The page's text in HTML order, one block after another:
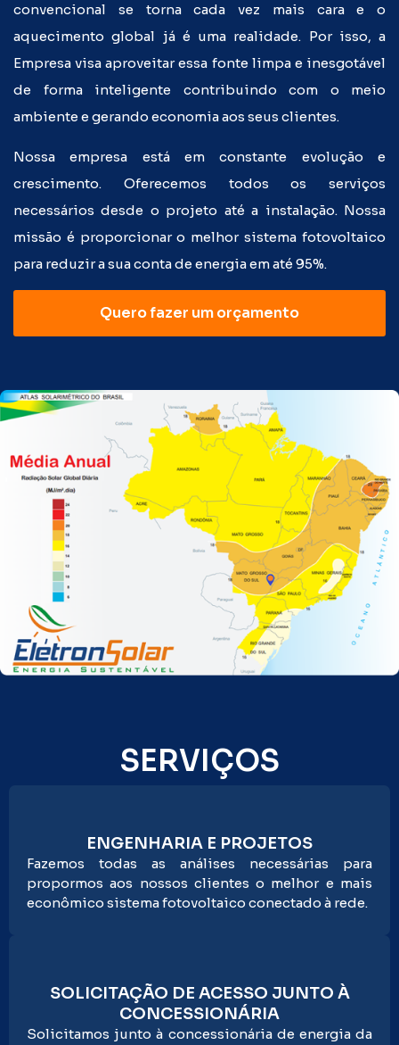
convencional se torna cada vez mais cara e o
aquecimento global já é uma realidade. Por isso, a
Empresa visa aproveitar essa fonte limpa e inesgotável
de forma inteligente contribuindo com o meio
ambiente e gerando economia aos seus clientes.
Nossa empresa está em constante evolução e
crescimento. Oferecemos todos os serviços
necessários desde o projeto até a instalação. Nossa
missão é proporcionar o melhor sistema fotovoltaico
para reduzir a sua conta de energia em até 95%.
Quero fazer um orçamento
SERVIÇOS
ENGENHARIA E PROJETOS
Fazemos todas as análises necessárias para
propormos aos nossos clientes o melhor e mais
econômico sistema fotovoltaico conectado à rede.
SOLICITAÇÃO DE ACESSO JUNTO À
CONCESSIONÁRIA
Solicitamos junto à concessionária de energia da